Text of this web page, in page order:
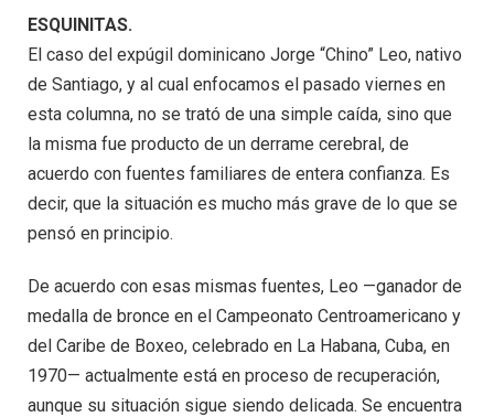
ESQUINITAS.
El caso del expúgil dominicano Jorge “Chino” Leo, nativo
de Santiago, y al cual enfocamos el pasado viernes en
esta columna, no se trató de una simple caída, sino que
la misma fue producto de un derrame cerebral, de
acuerdo con fuentes familiares de entera confianza. Es
decir, que la situación es mucho más grave de lo que se
pensó en principio.
De acuerdo con esas mismas fuentes, Leo —ganador de
medalla de bronce en el Campeonato Centroamericano y
del Caribe de Boxeo, celebrado en La Habana, Cuba, en
1970— actualmente está en proceso de recuperación,
aunque su situación sigue siendo delicada. Se encuentra